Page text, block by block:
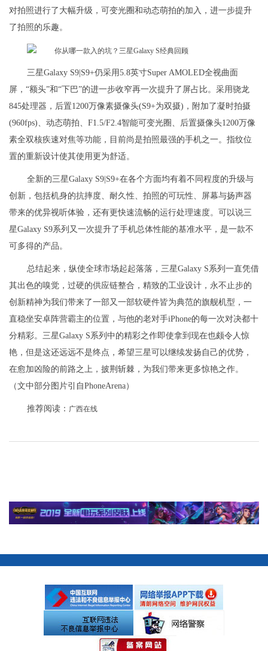
对拍照进行了大幅升级，可变光圈和动态萌拍的加入，进一步提升
了拍照的乐趣。
三星Galaxy S9|S9+仍采用5.8英寸Super AMOLED全视曲面
屏，“额头”和“下巴”的进一步收窄再一次提升了屏占比。采用骁龙
845处理器，后置1200万像素摄像头(S9+为双摄)，附加了凝时拍摄
(960fps)、动态萌拍、F1.5/F2.4智能可变光圈、后置摄像头1200万像
素全双核疾速对焦等功能，目前尚是拍照最强的手机之一。指纹位
置的重新设计使其使用更为舒适。
全新的三星Galaxy S9|S9+在各个方面均有着不同程度的升级与
创新，包括机身的抗摔度、耐久性、拍照的可玩性、屏幕与扬声器
带来的优异视听体验，还有更快速流畅的运行处理速度。可以说三
星Galaxy S9系列又一次提升了手机总体性能的基准水平，是一款不
可多得的产品。
总结起来，纵使全球市场起起落落，三星Galaxy S系列一直凭借
其出色的嗅觉，过硬的供应链整合，精致的工业设计，永不止步的
创新精神为我们带来了一部又一部软硬件皆为典范的旗舰机型，一
直稳坐安卓阵营霸主的位置，与他的老对手iPhone的每一次对决都十
分精彩。三星Galaxy S系列中的精彩之作即使拿到现在也颇令人惊
艳，但是这还远远不是终点，希望三星可以继续发扬自己的优势，
在愈加凶险的前路之上，披荆斩棘，为我们带来更多惊艳之作。
（文中部分图片引自PhoneArena）
推荐阅读： 广西在线